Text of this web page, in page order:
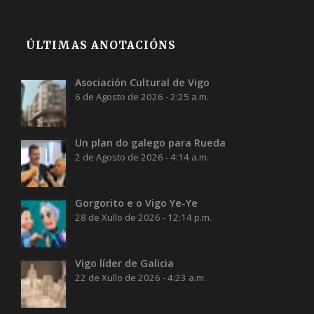
ÚLTIMAS ANOTACIÓNS
Asociación Cultural de Vigo
6 de Agosto de 2026 - 2:25 a.m.
Un plan do galego para Rueda
2 de Agosto de 2026 - 4:14 a.m.
Gorgorito e o Vigo Ye-Ye
28 de Xullo de 2026 - 12:14 p.m.
Vigo líder de Galicia
22 de Xullo de 2026 - 4:23 a.m.